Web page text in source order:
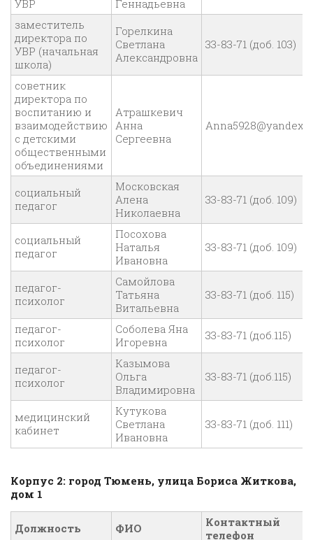
УВР
Геннадьевна
заместитель
директора по
УВР (начальная
школа)
Горелкина
Светлана
Александровна
33-83-71 (доб. 103)
советник
директора по
воспитанию и
взаимодействию
с детскими
общественными
объединениями
Атрашкевич
Анна
Сергеевна
социальный
педагог
Московская
Алена
Николаевна
33-83-71 (доб. 109)
социальный
педагог
Посохова
Наталья
Ивановна
33-83-71 (доб. 109)
педагог-
психолог
Самойлова
Татьяна
Витальевна
33-83-71 (доб. 115)
педагог-
психолог
Соболева Яна
Игоревна
33-83-71 (доб.115)
педагог-
психолог
Казымова
Ольга
Владимировна
33-83-71 (доб.115)
медицинский
кабинет
Кутукова
Светлана
Ивановна
33-83-71 (доб. 111)
Корпус 2: город Тюмень, улица Бориса Житкова,
дом 1
Должность ФИО
Контактный
телефон